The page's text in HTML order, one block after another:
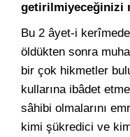
getirilmiyeceğinizi
Bu 2 âyet-i
öldükten sonra
bir çok hikmetler
kullarına ibâdet
sâhibi olmalarını
kimi şükredici ve